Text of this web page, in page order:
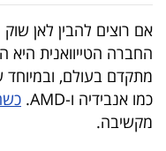
ספורט
קריירה
ולימודים
מינויים
החברה הטייוואנית
מתקדם בעולם,
כמו אנבידיה ו-AMD.
מקשיבה.